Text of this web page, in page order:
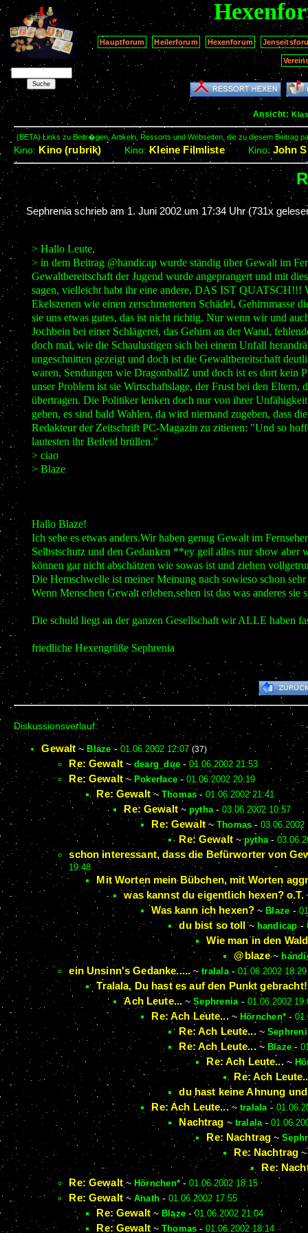
Hauptforum Heilerforum Hexenforum
Ansicht:
(BETA) Links zu Beitr�gen, Artikeln, Ressorts und Webseiten, die zu diesem Beitrag
Kino: Kino (rubrik) Kino:Kleine Filmliste Kino: John
Sephrenia schrieb am1. Juni 2002 um 17:34 Uhr(731x
> Hallo Leute,
> in dem Beitrag @handicap wurde ständig über Gewalt im
Gewaltbereitschaft der Jugend wurde angeprangert und mit
sagen, vielleicht habt ihr eine andere, DAS IST QUATSCH!!!
Ekelszenen wie einen zerschmetterten Schädel, Gehirnmasse
sie uns etwas gutes, das ist nicht richtig. Nur wenn wir und
Jochbein bei einer Schlägerei, das Gehirn an der Wand,
doch mal, wie die Schaulustigen sich bei einem Unfall
ungeschnitten gezeigt und doch ist die Gewaltbereitschaft
waren, Sendungen wie DragonballZ und doch ist es dort kein
unser Problem ist sie Wirtschaftslage, der Frust bei den
übertragen. Die Politiker lenken doch nur von ihrer
geben, es sind bald Wahlen, da wird niemand zugeben, dass
Redakteur der Zeitschrift PC-Magazin zu zitieren: "Und so
lautesten ihr Beileid brüllen."
> ciao
> Blaze
Hallo Blaze!
Ich sehe es etwas anders.Wir haben genug Gewalt im
Selbstschutz und den Gedanken **ey geil alles nur show
können gar nicht abschätzen wie sowas ist und ziehen
Die Hemschwelle ist meiner Meinung nach sowieso schon
Wenn Menschen Gewalt erleben,sehen ist das was anderes
Die schuld liegt an der ganzen Gesellschaft wir ALLE haben
friedliche Hexengrüße Sephrenia
Diskussionsverlauf:
Gewalt ~ Blaze - 01.06.2002 12:07 (37)
Re: Gewalt~ dearg_due -01.06.2002 21:53
Re: Gewalt~ Pokerface-01.06.2002 20:19
Re: Gewalt~ Thomas -01.06.2002 21:41
Re: Gewalt~ pytha -03.06.2002 10:57
Re: Gewalt~ Thomas -03.06.2002
Re: Gewalt~pytha-
schon interessant, dass die Befürworter von
19:48
Mit Worten mein Bübchen, mit Worten
was kannst du eigentlich hexen? o.T.
Was kann ich hexen? ~ Blaze -
du bist so toll ~ handicap-
Wie man in den
@blaze~
ein Unsinn's Gedanke.....~tralala-01.06.2002 18:29
Tralala, Du hast es auf den Punkt
Ach Leute... ~Sephrenia- 01.06.2002
Re: Ach Leute...~ Hörnchen* -
Re: Ach Leute...~
Re: Ach Leute...~ Blaze -
Re: Ach Leute...~
Re: Ach
du hast keine Ahnung
Re: Ach Leute...~ tralala -
Nachtrag ~ tralala -
Re: Nachtrag ~
Re: Nachtrag
Re:
Re: Gewalt~ Hörnchen* -01.06.2002 18:15
Re: Gewalt~ Anath-01.06.2002 17:55
Re: Gewalt~ Blaze -01.06.2002 21:04
Re: Gewalt~ Thomas -01.06.2002 18:14